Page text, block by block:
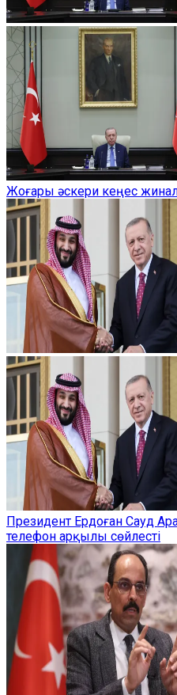
Жоғары әскери кеңес
Президент Ердоған Сауд
телефон арқылы сөйлесті